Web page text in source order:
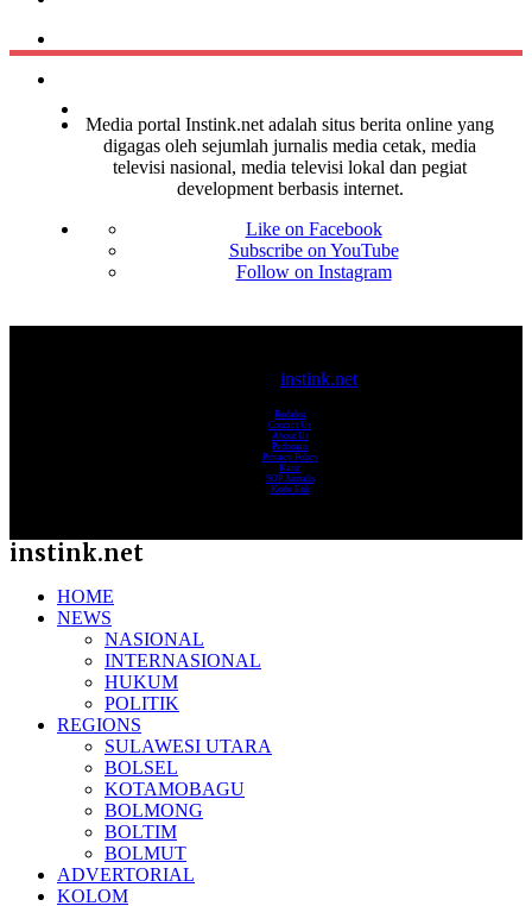
Media portal Instink.net adalah situs berita online yang
digagas oleh sejumlah jurnalis media cetak, media
televisi nasional, media televisi lokal dan pegiat
development berbasis internet.
Like on Facebook
Subscribe on YouTube
Follow on Instagram
instink.net
Redaksi
Contact Us
About Us
Pedoman
Privacy Policy
Karir
SOP Jurnalis
Kode Etik
instink.net
HOME
NEWS
NASIONAL
INTERNASIONAL
HUKUM
POLITIK
REGIONS
SULAWESI UTARA
BOLSEL
KOTAMOBAGU
BOLMONG
BOLTIM
BOLMUT
ADVERTORIAL
KOLOM